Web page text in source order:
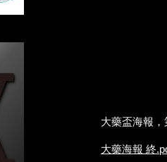
大藥盃海報
大藥海報 終